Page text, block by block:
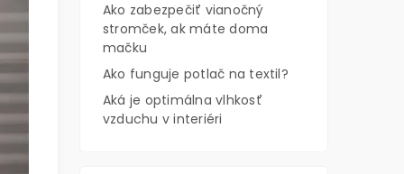
Ako zabezpečiť vianočný
stromček, ak máte doma
mačku
Ako funguje potlač na textil?
Aká je optimálna vlhkosť
vzduchu v interiéri